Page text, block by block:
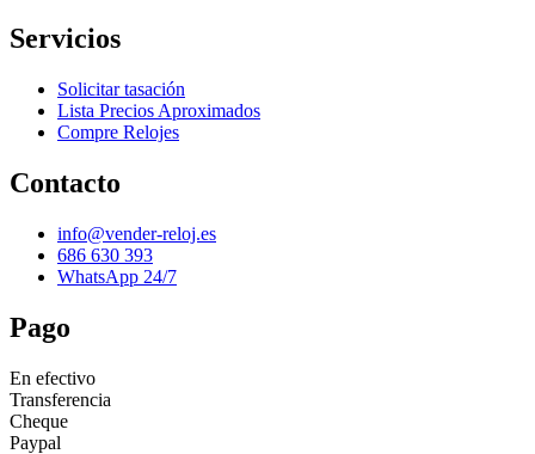
Servicios
Solicitar tasación
Lista Precios Aproximados
Compre Relojes
Contacto
info@vender-reloj.es
686 630 393
WhatsApp 24/7
Pago
En efectivo
Transferencia
Cheque
Paypal